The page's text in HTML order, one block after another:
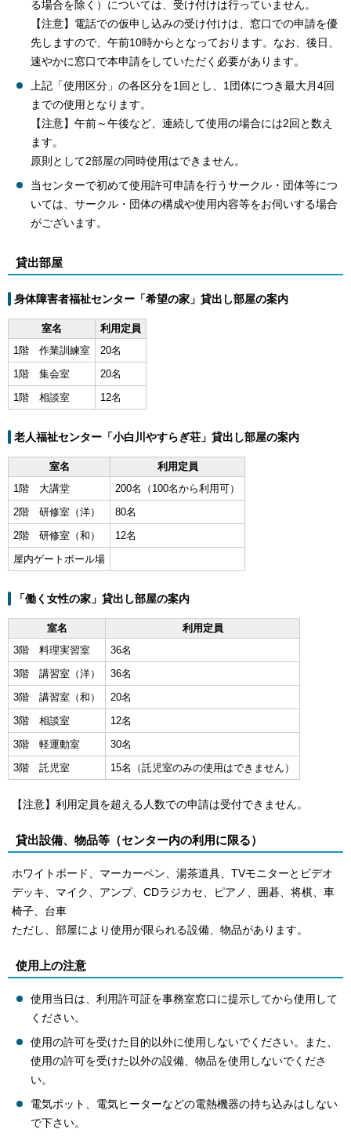
る場合を除く）については、受け付けは行っていません。
【注意】電話での仮申し込みの受け付けは、窓口での申請を優
先しますので、午前10時からとなっております。なお、後日、
速やかに窓口で本申請をしていただく必要があります。
上記「使用区分」の各区分を1回とし、1団体につき最大月4回
までの使用となります。
【注意】午前～午後など、連続して使用の場合には2回と数え
ます。
原則として2部屋の同時使用はできません。
当センターで初めて使用許可申請を行うサークル・団体等につ
いては、サークル・団体の構成や使用内容等をお伺いする場合
がございます。
貸出部屋
身体障害者福祉センター「希望の家」貸出し部屋の案内
室名
利用定員
1階 作業訓練室
20名
1階 集会室
20名
1階 相談室
12名
老人福祉センター「小白川やすらぎ荘」貸出し部屋の案内
室名
利用定員
1階 大講堂
200名（100名から利用可）
2階 研修室（洋）
80名
2階 研修室（和）
12名
屋内ゲートボール場
「働く女性の家」貸出し部屋の案内
室名
利用定員
3階 料理実習室
36名
3階 講習室（洋）
36名
3階 講習室（和）
20名
3階 相談室
12名
3階 軽運動室
30名
3階 託児室
15名（託児室のみの使用はできません）
【注意】利用定員を超える人数での申請は受付できません。
貸出設備、物品等（センター内の利用に限る）
ホワイトボード、マーカーペン、湯茶道具、TVモニターとビデオ
デッキ、マイク、アンプ、CDラジカセ、ピアノ、囲碁、将棋、車
椅子、台車
ただし、部屋により使用が限られる設備、物品があります。
使用上の注意
使用当日は、利用許可証を事務室窓口に提示してから使用して
ください。
使用の許可を受けた目的以外に使用しないでください。また、
使用の許可を受けた以外の設備、物品を使用しないでくださ
い。
電気ポット、電気ヒーターなどの電熱機器の持ち込みはしない
で下さい。